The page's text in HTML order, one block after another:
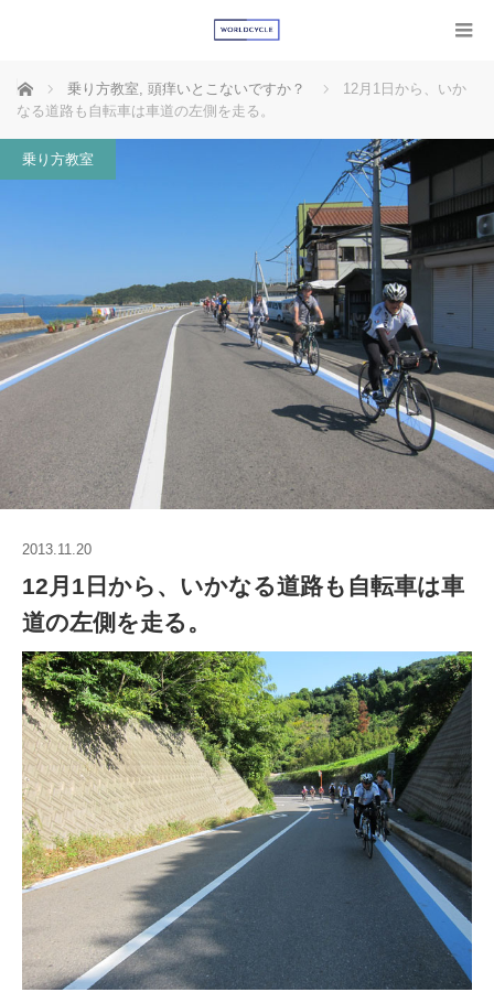
ホーム 乗り方教室, 頭痒いとこないですか？
12月1日から、いか
なる道路も自転車は車道の左側を走る。
乗り方教室
2013.11.20
12月1日から、いかなる道路も自転車は車
道の左側を走る。